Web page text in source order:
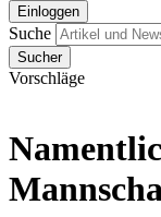
Einloggen
Suche
Sucher
Vorschläge